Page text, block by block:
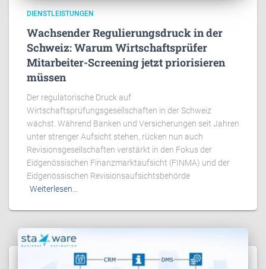
DIENSTLEISTUNGEN
Wachsender Regulierungsdruck in der
Schweiz: Warum Wirtschaftsprüfer
Mitarbeiter-Screening jetzt priorisieren
müssen
Der regulatorische Druck auf
Wirtschaftsprüfungsgesellschaften in der Schweiz
wächst. Während Banken und Versicherungen seit Jahren
unter strenger Aufsicht stehen, rücken nun auch
Revisionsgesellschaften verstärkt in den Fokus der
Eidgenössischen Finanzmarktaufsicht (FINMA) und der
Eidgenössischen Revisionsaufsichtsbehörde
Weiterlesen…